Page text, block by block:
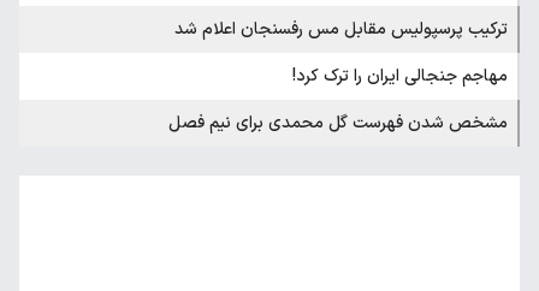
ترکیب پرسپولیس مقابل مس رفسنجان اعلام شد
مهاجم جنجالی ایران را ترک کرد!
مشخص شدن فهرست گل محمدی برای نیم فصل